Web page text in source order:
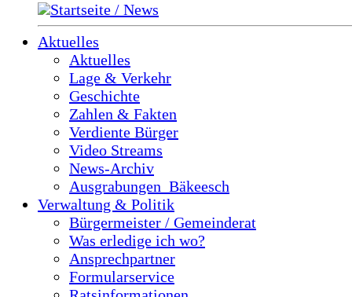
Startseite / News
Aktuelles
Aktuelles
Lage & Verkehr
Geschichte
Zahlen & Fakten
Verdiente Bürger
Video Streams
News-Archiv
Ausgrabungen_Bäkeesch
Verwaltung & Politik
Bürgermeister / Gemeinderat
Was erledige ich wo?
Ansprechpartner
Formularservice